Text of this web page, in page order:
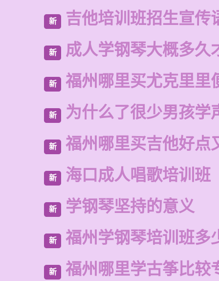
新 吉他培训班招生宣传
新 成人学钢琴大概多久
新 福州哪里买尤克里里
新 为什么了很少男孩学
新 福州哪里买吉他好点
新 海口成人唱歌培训班
新 学钢琴坚持的意义
新 福州学钢琴培训班多
新 福州哪里学古筝比较